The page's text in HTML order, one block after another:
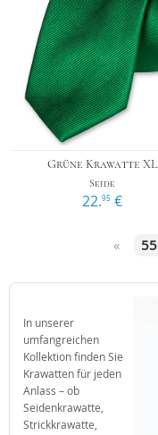
Grüne Krawatte XL
Seide
22.95 €
« 55
In unserer
umfangreichen
Kollektion finden Sie
Krawatten für jeden
Anlass – ob
Seidenkrawatte,
Strickkrawatte,